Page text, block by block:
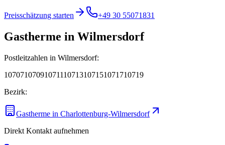
Preisschätzung starten +49 30 55071831
Gastherme in Wilmersdorf
Postleitzahlen in Wilmersdorf:
10707107091071110713107151071710719
Bezirk:
Gastherme in Charlottenburg-Wilmersdorf
Direkt Kontakt aufnehmen